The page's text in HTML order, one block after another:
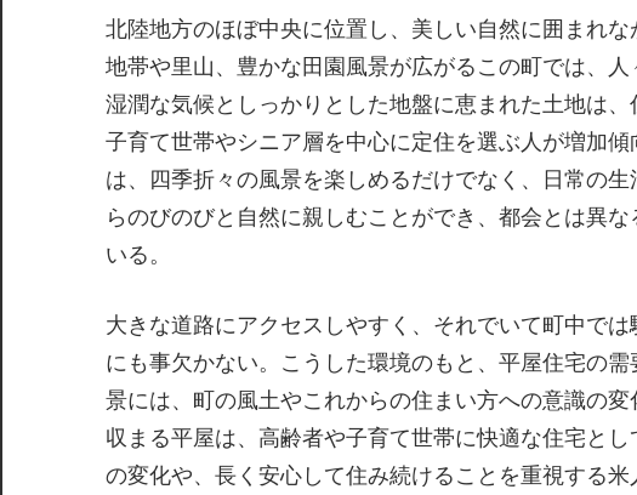
北陸地方のほぼ中央に位置し、美しい自然に囲まれな
地帯や里山、豊かな田園風景が広がるこの町では、
湿潤な気候としっかりとした地盤に恵まれた土地は
子育て世帯やシニア層を中心に定住を選ぶ人が増加
は、四季折々の風景を楽しめるだけでなく、日常の
らのびのびと自然に親しむことができ、都会とは異
いる。
大きな道路にアクセスしやすく、それでいて町中で
にも事欠かない。こうした環境のもと、平屋住宅の
景には、町の風土やこれからの住まい方への意識の
収まる平屋は、高齢者や子育て世帯に快適な住宅と
の変化や、長く安心して住み続けることを重視する